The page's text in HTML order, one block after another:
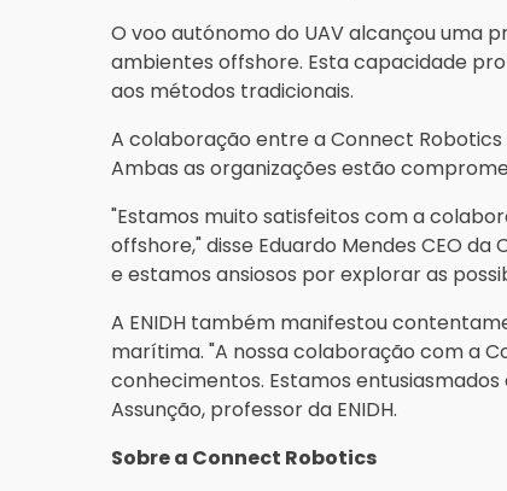
O voo autónomo do UAV alcançou uma
ambientes offshore. Esta capacidade
aos métodos tradicionais.
A colaboração entre a Connect
Ambas as organizações estão
"Estamos muito satisfeitos com a
offshore," disse Eduardo Mendes CEO
e estamos ansiosos por explorar as
A ENIDH também manifestou
marítima. "A nossa colaboração com a
conhecimentos. Estamos
Assunção, professor da ENIDH.
Sobre a Connect Robotics